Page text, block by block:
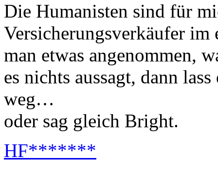
Die Humanisten sind für
Versicherungsverkäufer im
man etwas angenommen,
es nichts aussagt, dann
weg…
oder sag gleich Bright.
HF*******